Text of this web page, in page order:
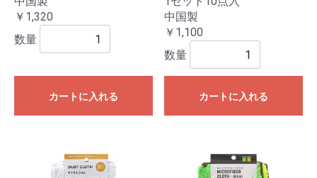
￥1,320
数量
カートに入れる
中国製
￥1,100
数量
カートに入れる